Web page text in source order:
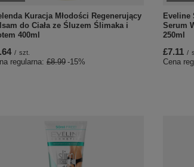
Kuracja Młodości Regenerujący
do Ciała ze Śluzem Ślimaka i
400ml
/ szt.
regularna: £8.99 -15%
Eveline
Serum
250ml
£7.11 /
Cena